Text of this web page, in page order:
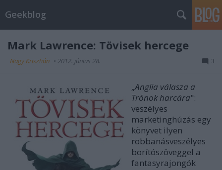
Geekblog
Mark Lawrence: Tövisek hercege
_Nagy Krisztián_ • 2012. június 28. 3
„Anglia válasza a
Trónok harcára":
veszélyes
marketinghúzás egy
könyvet ilyen
robbanásveszélyes
borítószöveggel a
fantasyrajongók